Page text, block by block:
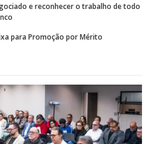
e reconhecer o trabalho de todo
para Promoção por Mérito